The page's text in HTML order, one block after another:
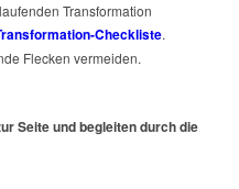
Transformation
Checkliste.
Flecken vermeiden.
Seite und begleiten durch die